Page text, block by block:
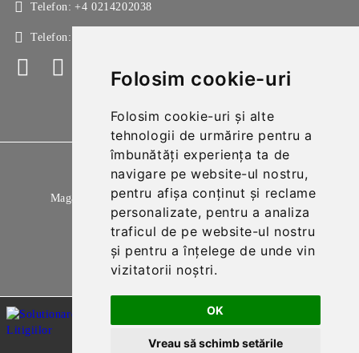
Folosim cookie-uri
Folosim cookie-uri și alte
tehnologii de urmărire pentru a
îmbunătăți experiența ta de
navigare pe website-ul nostru,
pentru afișa conținut și reclame
personalizate, pentru a analiza
traficul de pe website-ul nostru
și pentru a înțelege de unde vin
vizitatorii noștri.
OK
Vreau să schimb setările
Telefon: +4 0214202038
Telefon:
Magazinul nostru respecta 100% prevederile GDPR.
Citeste politica de confidentialitate
Informatiile mele personale